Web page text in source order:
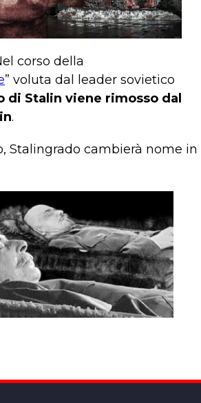
corso della
” voluta dal leader sovietico
di Stalin viene rimosso dal
.
Stalingrado cambierà nome in